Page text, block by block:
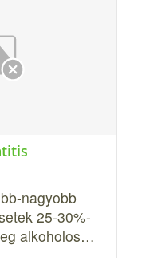
nagyobb
25-30%-
alkoholos…